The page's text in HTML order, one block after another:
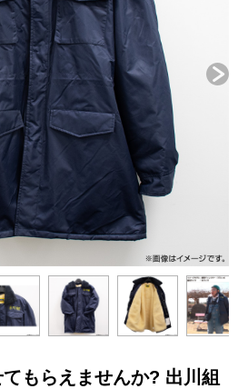
もらえませんか? 出川組